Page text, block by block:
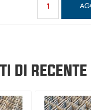
DI RECENTE